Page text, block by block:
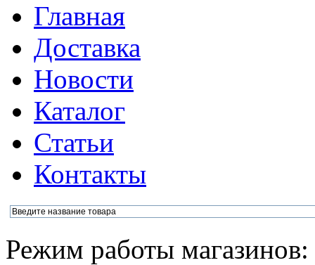
Главная
Доставка
Новости
Каталог
Статьи
Контакты
Режим работы магазинов: